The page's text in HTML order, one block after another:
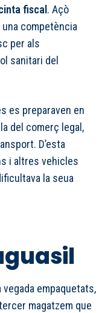
fiscal . Açò
competència
per als
sanitari del
es preparaven en
del comerç legal,
D’esta
i altres vehicles
la seua
empaquetats,
magatzem que